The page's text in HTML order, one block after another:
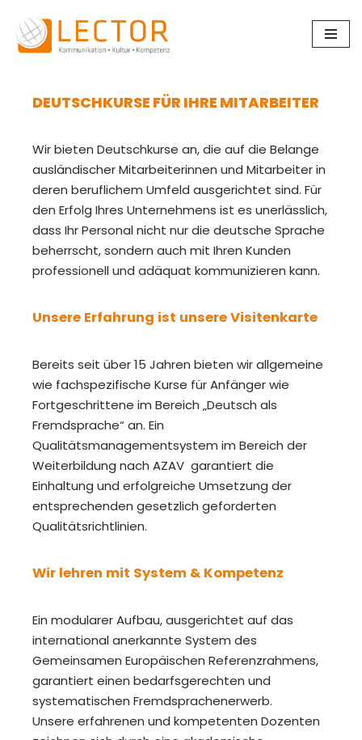
Zum
DEUTSCHKURSE FÜR IHRE MITARBEITER
Wir bieten Deutschkurse an, die auf die Belange
ausländischer Mitarbeiterinnen und Mitarbeiter in
deren beruflichem Umfeld ausgerichtet sind. Für
den Erfolg Ihres Unternehmens ist es unerlässlich,
dass Ihr Personal nicht nur die deutsche Sprache
beherrscht, sondern auch mit Ihren Kunden
professionell und adäquat kommunizieren kann.
Unsere Erfahrung ist unsere Visitenkarte
Bereits seit über 15 Jahren bieten wir allgemeine
wie fachspezifische Kurse für Anfänger wie
Fortgeschrittene im Bereich „Deutsch als
Fremdsprache“ an. Ein
Qualitätsmanagementsystem im Bereich der
Weiterbildung nach AZAV garantiert die
Einhaltung und erfolgreiche Umsetzung der
entsprechenden gesetzlich geforderten
Qualitätsrichtlinien.
Wir lehren mit System & Kompetenz
Ein modularer Aufbau, ausgerichtet auf das
international anerkannte System des
Gemeinsamen Europäischen Referenzrahmens,
garantiert einen bedarfsgerechten und
systematischen Fremdsprachenerwerb.
Unsere erfahrenen und kompetenten Dozenten